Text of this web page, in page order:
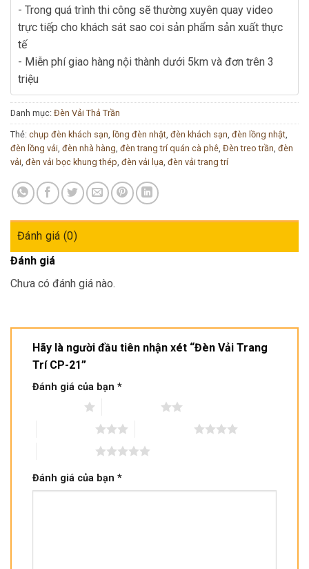
- Trong quá trình thi công sẽ thường xuyên quay video
trực tiếp cho khách sát sao coi sản phẩm sản xuất thực
tế
- Miễn phí giao hàng nội thành dưới 5km và đơn trên 3
triệu
Danh mục: Đèn Vải Thả Trần
Thẻ: chụp đèn khách sạn lồng đèn nhật đèn khách sạn đèn lồng nhật
đèn lồng vải đèn nhà hàng đèn trang trí quán cà phê Đèn treo trần đèn
vải đèn vải bọc khung thép đèn vải lụa đèn vải trang trí
Đánh giá (0)
Đánh giá
Chưa có đánh giá nào.
Hãy là người đầu tiên nhận xét “Đèn Vải Trang
Trí CP-21”
Đánh giá của bạn *
Đánh giá của bạn *